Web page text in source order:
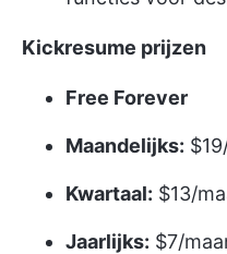
Kickresume prijzen
Free Forever
Maandelijks:
Kwartaal: $13/
Jaarlijks: $7/